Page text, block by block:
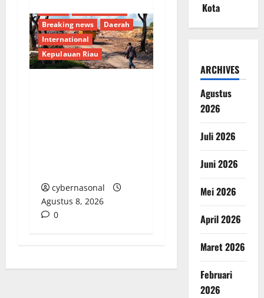
Breaking news
Daerah
International
Kepulauan Riau
cybernasonal
Agustus 8, 2026
0
Kota
ARCHIVES
Agustus
2026
Juli 2026
Juni 2026
Mei 2026
April 2026
Maret 2026
Februari
2026